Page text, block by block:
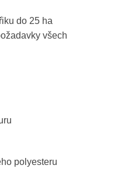
do 25 ha
všech
polyesteru